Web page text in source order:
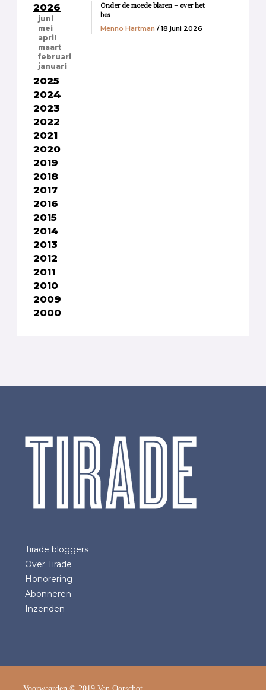
2026
juni
mei
april
maart
februari
januari
2025
2024
2023
2022
2021
2020
2019
2018
2017
2016
2015
2014
2013
2012
2011
2010
2009
2000
Onder de moede blaren – over het
bos
Menno Hartman / 18 juni 2026
Tirade bloggers
Over Tirade
Honorering
Abonneren
Inzenden